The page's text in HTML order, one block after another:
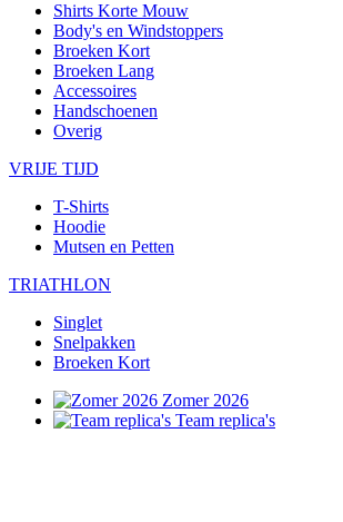
Shirts Korte Mouw
Body's en Windstoppers
Broeken Kort
Broeken Lang
Accessoires
Handschoenen
Overig
VRIJE TIJD
T-Shirts
Hoodie
Mutsen en Petten
TRIATHLON
Singlet
Snelpakken
Broeken Kort
Zomer 2026
Team replica's